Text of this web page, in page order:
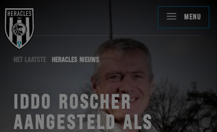
MENU
HET LAATSTE HERACLES NIEUWS
IDDO ROSCHER
AANGESTELD ALS